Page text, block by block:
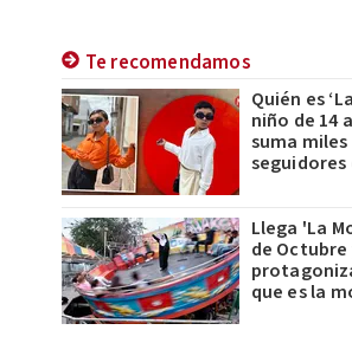
Te recomendamos
Quién es
niño de 14
suma miles
seguidores
Llega 'La
de Octubre
que es la